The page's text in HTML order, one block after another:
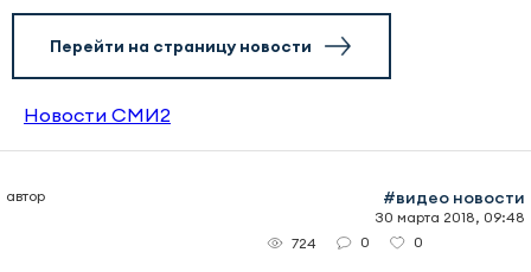
Перейти на страницу новости
Новости СМИ2
автор #видео новости
30 марта 2018, 09:48
724
0 0